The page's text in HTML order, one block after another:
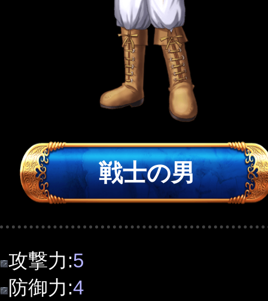
戦士の男
攻撃力:5
防御力:4